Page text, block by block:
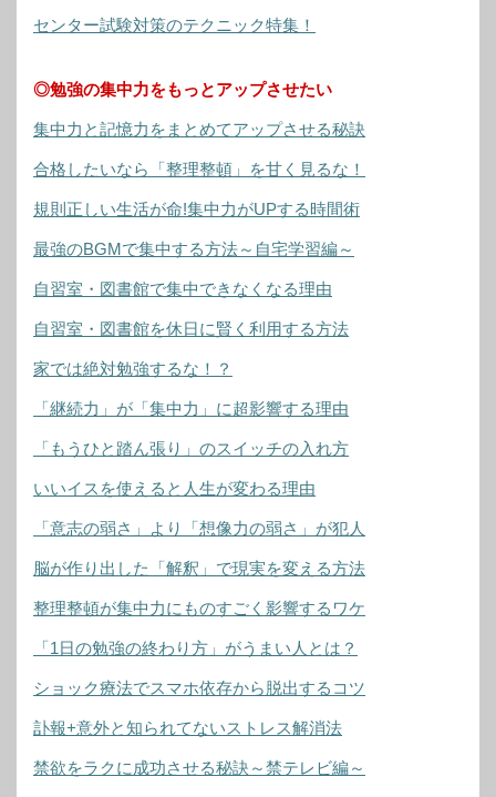
センター試験対策のテクニック特集！
◎勉強の集中力をもっとアップさせたい
集中力と記憶力をまとめてアップさせる秘訣
合格したいなら「整理整頓」を甘く見るな！
規則正しい生活が命!集中力がUPする時間術
最強のBGMで集中する方法～自宅学習編～
自習室・図書館で集中できなくなる理由
自習室・図書館を休日に賢く利用する方法
家では絶対勉強するな！？
「継続力」が「集中力」に超影響する理由
「もうひと踏ん張り」のスイッチの入れ方
いいイスを使えると人生が変わる理由
「意志の弱さ」より「想像力の弱さ」が犯人
脳が作り出した「解釈」で現実を変える方法
整理整頓が集中力にものすごく影響するワケ
「1日の勉強の終わり方」がうまい人とは？
ショック療法でスマホ依存から脱出するコツ
訃報+意外と知られてないストレス解消法
禁欲をラクに成功させる秘訣～禁テレビ編～